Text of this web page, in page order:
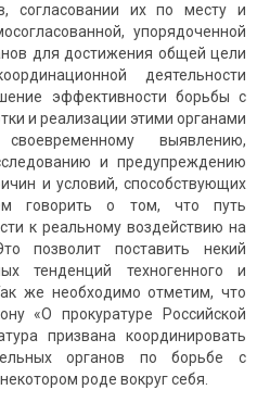
согласовании их по месту и
упорядоченной
для достижения общей цели
деятельности
эффективности борьбы с
и реализации этими органами
выявлению,
и предупреждению
и условий, способствующих
говорить о том, что путь
к реальному воздействию на
позволит поставить некий
тенденций техногенного и
же необходимо отметим, что
«О прокуратуре Российской
призвана координировать
органов по борьбе с
роде вокруг себя.